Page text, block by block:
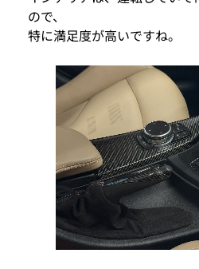
ので、
特に満足度が高いですね。